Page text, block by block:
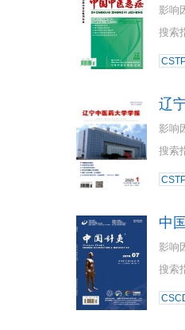
影响
搜索
辽
影响
搜索
中
影响
搜索